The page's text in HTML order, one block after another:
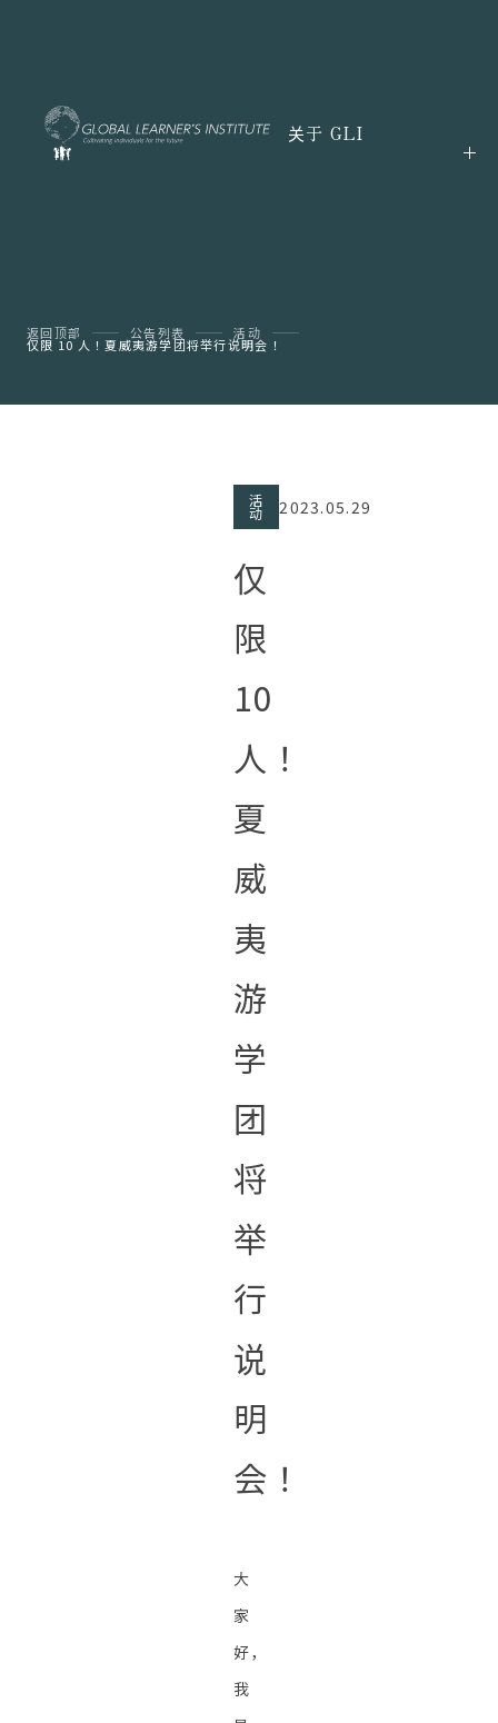
关于 GLI
返回顶部 公告列表 活动
仅限 10 人！夏威夷游学团将举行说明会！
活
动 2023.05.29
仅
限
10
人！
夏
威
夷
游
学
团
将
举
行
说
明
会！
大
家
好，
我